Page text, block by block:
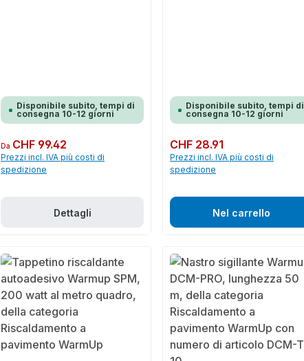
Disponibile subito, tempi di
consegna 10-12 giorni
Prezzo normale:
Da CHF 99.42
Prezzi incl. IVA più costi di
spedizione
Dettagli
Disponibile subito, tempi di
consegna 10-12 giorni
Prezzo normale:
CHF 28.91
Prezzi incl. IVA più costi di
spedizione
Nel carrello